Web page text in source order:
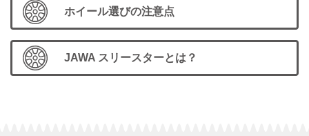
ホイール選びの注意点
JAWA スリースターとは？